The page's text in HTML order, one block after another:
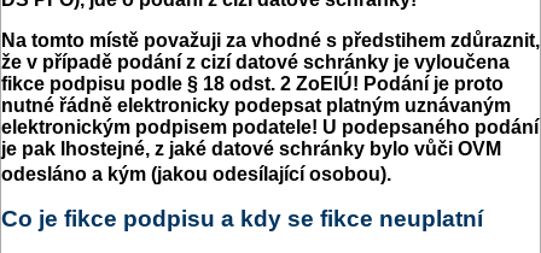
Na tomto místě považuji za vhodné s předstihem zdůraznit,
že v případě podání z cizí datové schránky je vyloučena
fikce podpisu podle § 18 odst. 2 ZoElÚ! Podání je proto
nutné řádně elektronicky podepsat platným uznávaným
elektronickým podpisem podatele! U podepsaného podání
je pak lhostejné, z jaké datové schránky bylo vůči OVM
odesláno a kým (jakou odesílající osobou).
Co je fikce podpisu a kdy se fikce neuplatní